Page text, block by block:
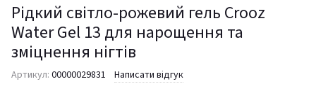
Рідкий світло-рожевий гель Crooz
Water Gel 13 для нарощення та
зміцнення нігтів
Артикул: 00000029831 Написати відгук